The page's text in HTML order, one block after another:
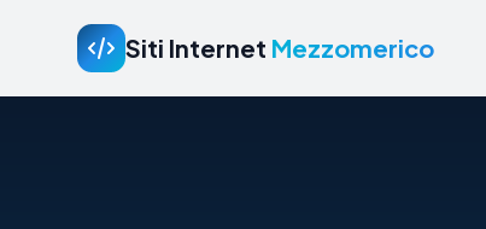
Siti Internet Mezzomerico